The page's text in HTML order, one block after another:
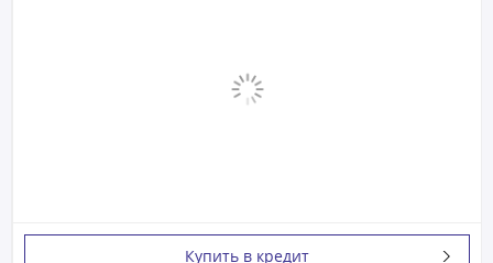
Купить в кредит